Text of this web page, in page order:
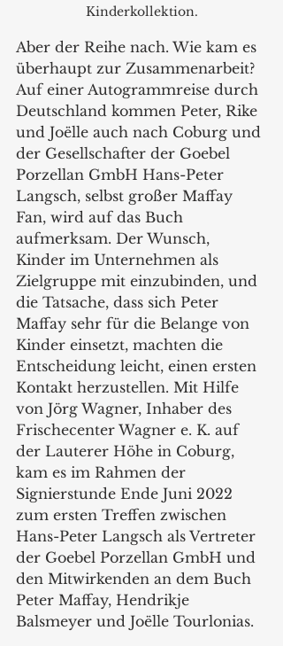
Kinderkollektion.
Aber der Reihe nach. Wie kam es
überhaupt zur Zusammenarbeit?
Auf einer Autogrammreise durch
Deutschland kommen Peter, Rike
und Joëlle auch nach Coburg und
der Gesellschafter der Goebel
Porzellan GmbH Hans-Peter
Langsch, selbst großer Maffay
Fan, wird auf das Buch
aufmerksam. Der Wunsch,
Kinder im Unternehmen als
Zielgruppe mit einzubinden, und
die Tatsache, dass sich Peter
Maffay sehr für die Belange von
Kinder einsetzt, machten die
Entscheidung leicht, einen ersten
Kontakt herzustellen. Mit Hilfe
von Jörg Wagner, Inhaber des
Frischecenter Wagner e. K. auf
der Lauterer Höhe in Coburg,
kam es im Rahmen der
Signierstunde Ende Juni 2022
zum ersten Treffen zwischen
Hans-Peter Langsch als Vertreter
der Goebel Porzellan GmbH und
den Mitwirkenden an dem Buch
Peter Maffay, Hendrikje
Balsmeyer und Joëlle Tourlonias.